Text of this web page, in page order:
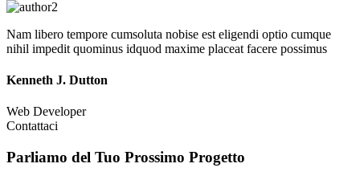
Nam libero tempore cumsoluta nobise est eligendi optio cumque
nihil impedit quominus idquod maxime placeat facere possimus
Kenneth J. Dutton
Web Developer
Contattaci
Parliamo del Tuo Prossimo Progetto